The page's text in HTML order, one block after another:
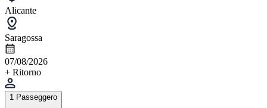
Alicante
Saragossa
07/08/2026
+ Ritorno
1 Passeggero